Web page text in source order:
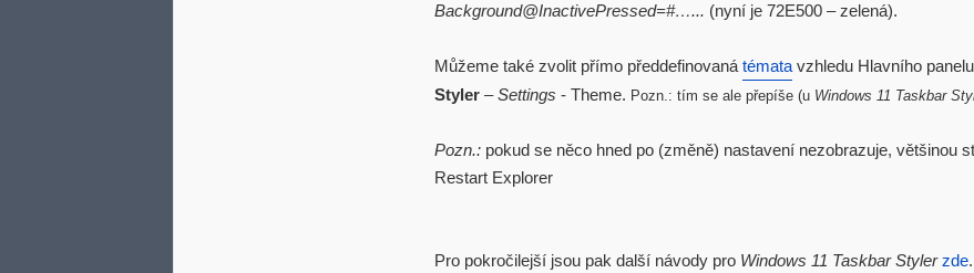
Background@InactivePressed=#…... (nyní je 72E500 – zelená).
Můžeme také zvolit přímo předdefinovaná témata vzhledu Hlavního
Styler –Settings - Theme. Pozn.: tím se ale přepíše (u Windows 11 Taskbar
Pozn.: pokud se něco hned po (změně) nastavení nezobrazuje, většinou
Restart Explorer
Pro pokročilejší jsou pak další návody pro Windows 11 Taskbar Styler zde.